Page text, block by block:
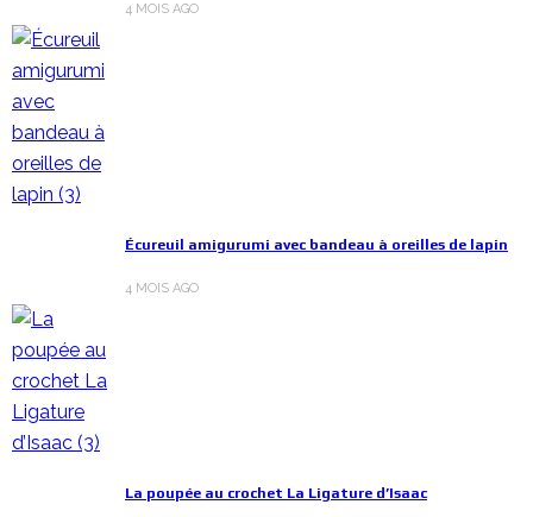
4 MOIS AGO
Écureuil amigurumi avec bandeau à oreilles de lapin
4 MOIS AGO
La poupée au crochet La Ligature d’Isaac